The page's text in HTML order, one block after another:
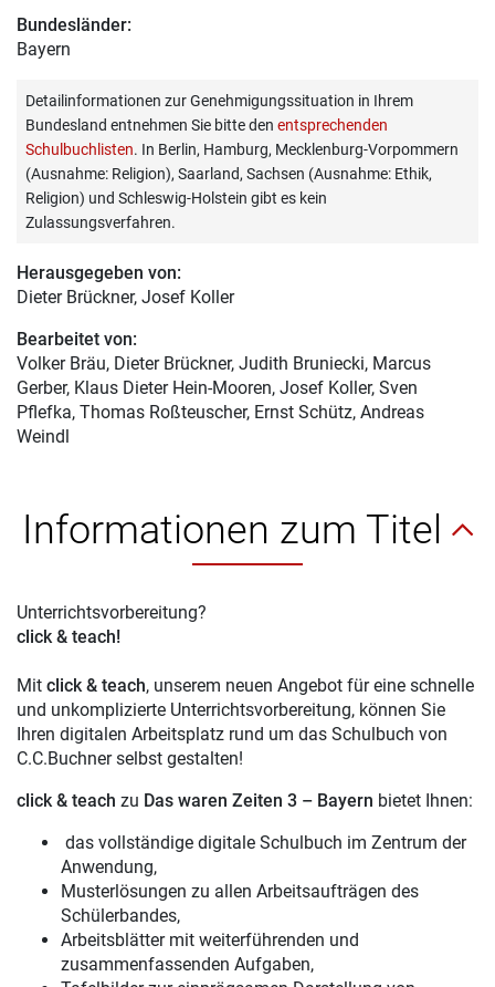
Bundesländer:
Bayern
Detailinformationen zur Genehmigungssituation in Ihrem
Bundesland entnehmen Sie bitte den entsprechenden
Schulbuchlisten. In Berlin, Hamburg, Mecklenburg-Vorpommern
(Ausnahme: Religion), Saarland, Sachsen (Ausnahme: Ethik,
Religion) und Schleswig-Holstein gibt es kein
Zulassungsverfahren.
Herausgegeben von:
Dieter Brückner, Josef Koller
Bearbeitet von:
Volker Bräu, Dieter Brückner, Judith Bruniecki, Marcus
Gerber, Klaus Dieter Hein-Mooren, Josef Koller, Sven
Pflefka, Thomas Roßteuscher, Ernst Schütz, Andreas
Weindl
Informationen zum Titel
Unterrichtsvorbereitung?
click & teach!
Mit click & teach, unserem neuen Angebot für eine schnelle
und unkomplizierte Unterrichtsvorbereitung, können Sie
Ihren digitalen Arbeitsplatz rund um das Schulbuch von
C.C.Buchner selbst gestalten!
click & teach zu Das waren Zeiten 3 – Bayern bietet Ihnen:
das vollständige digitale Schulbuch im Zentrum der
Anwendung,
Musterlösungen zu allen Arbeitsaufträgen des
Schülerbandes,
Arbeitsblätter mit weiterführenden und
zusammenfassenden Aufgaben,